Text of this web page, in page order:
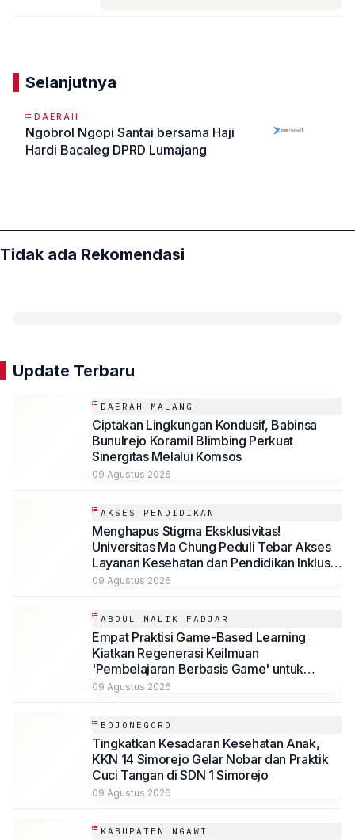
Selanjutnya
DAERAH
Ngobrol Ngopi Santai bersama Haji
Hardi Bacaleg DPRD Lumajang
Tidak ada Rekomendasi
Update Terbaru
DAERAH MALANG
Ciptakan Lingkungan Kondusif, Babinsa
Bunulrejo Koramil Blimbing Perkuat
Sinergitas Melalui Komsos
09 Agustus 2026
AKSES PENDIDIKAN
Menghapus Stigma Eksklusivitas!
Universitas Ma Chung Peduli Tebar Akses
Layanan Kesehatan dan Pendidikan Inklusif
bagi Masyarakat
09 Agustus 2026
ABDUL MALIK FADJAR
Empat Praktisi Game-Based Learning
Kiatkan Regenerasi Keilmuan
'Pembelajaran Berbasis Game' untuk
Mahasiswa Psikologi Universitas
09 Agustus 2026
BOJONEGORO
Tingkatkan Kesadaran Kesehatan Anak,
KKN 14 Simorejo Gelar Nobar dan Praktik
Cuci Tangan di SDN 1 Simorejo
09 Agustus 2026
KABUPATEN NGAWI